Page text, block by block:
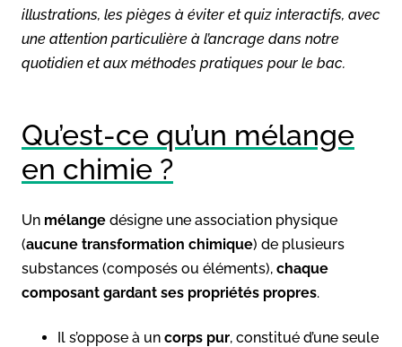
illustrations, les pièges à éviter et quiz interactifs, avec
une attention particulière à l’ancrage dans notre
quotidien et aux méthodes pratiques pour le bac.
Qu’est-ce qu’un mélange
en chimie ?
Un mélange désigne une association physique
(aucune transformation chimique) de plusieurs
substances (composés ou éléments), chaque
composant gardant ses propriétés propres.
Il s’oppose à un corps pur, constitué d’une seule